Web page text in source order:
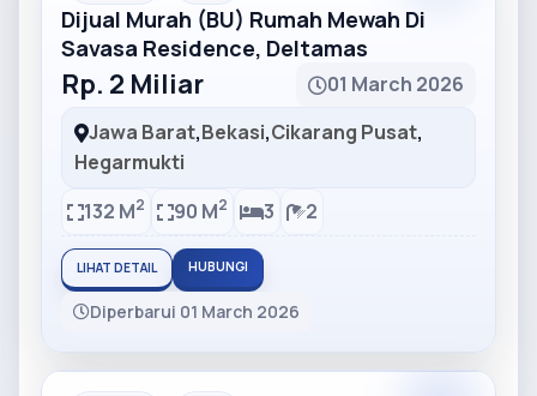
Dijual Murah (BU) Rumah Mewah Di
Savasa Residence, Deltamas
Rp. 2 Miliar
01 March 2026
Jawa Barat,Bekasi,Cikarang Pusat,
Hegarmukti
132 M2 90 M2 3 2
LIHAT DETAIL HUBUNGI
Diperbarui 01 March 2026